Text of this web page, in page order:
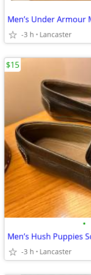
Men’s Under Armour
-3 h Lancaster
•
Men’s Hush Puppies
-3 h Lancaster
$15